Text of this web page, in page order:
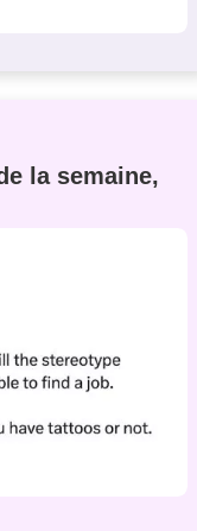
la semaine,